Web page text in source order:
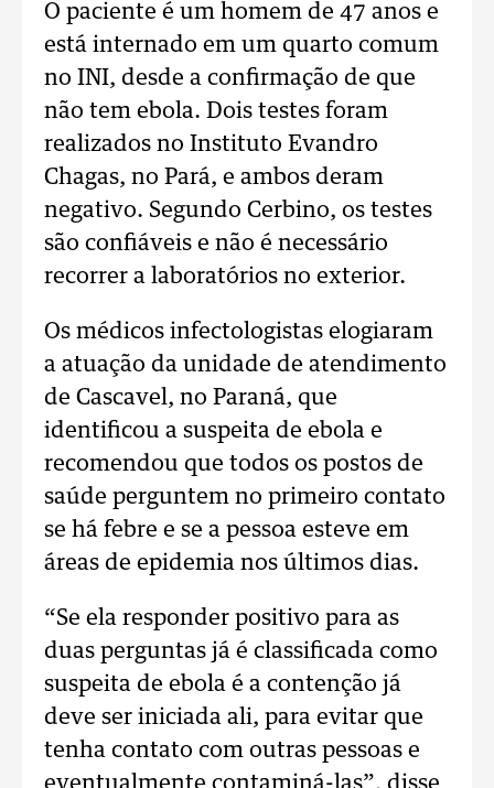
O paciente é um homem de 47 anos e
está internado em um quarto comum
no INI, desde a confirmação de que
não tem ebola. Dois testes foram
realizados no Instituto Evandro
Chagas, no Pará, e ambos deram
negativo. Segundo Cerbino, os testes
são confiáveis e não é necessário
recorrer a laboratórios no exterior.
Os médicos infectologistas elogiaram
a atuação da unidade de atendimento
de Cascavel, no Paraná, que
identificou a suspeita de ebola e
recomendou que todos os postos de
saúde perguntem no primeiro contato
se há febre e se a pessoa esteve em
áreas de epidemia nos últimos dias.
“Se ela responder positivo para as
duas perguntas já é classificada como
suspeita de ebola é a contenção já
deve ser iniciada ali, para evitar que
tenha contato com outras pessoas e
eventualmente contaminá-las”, disse